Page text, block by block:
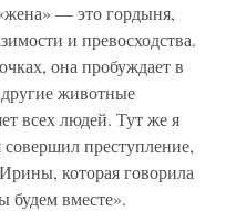
— это гордыня,
и превосходства.
она пробуждает в
животные
всех людей. Тут же я
преступление,
которая говорила
будем вместе».